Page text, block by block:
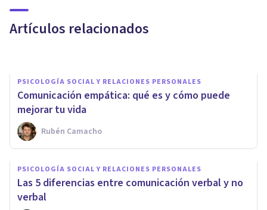
Artículos relacionados
conflicto con eficacia
PSICOLOGÍA SOCIAL Y RELACIONES PERSONALES
Comunicación empática: qué es y cómo puede
mejorar tu vida
Rubén Camacho
PSICOLOGÍA SOCIAL Y RELACIONES PERSONALES
Las 5 diferencias entre comunicación verbal y no
verbal
PSICOLOGÍA SOCIAL Y RELACIONES PERSONALES
Maternés: el estilo de
comunicación que usamos con
bebés